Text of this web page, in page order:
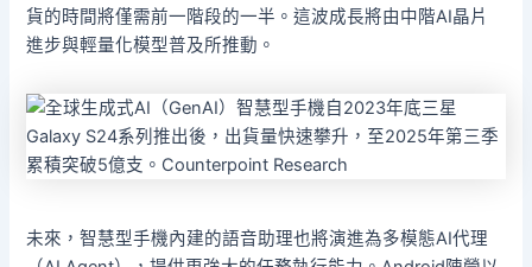
貨的時間將僅需前一階段的一半。這波成長將由中階AI晶片
進步與輕量化模型普及所推動。
未來，智慧型手機內建的語音助理也將演進為多模態AI代理